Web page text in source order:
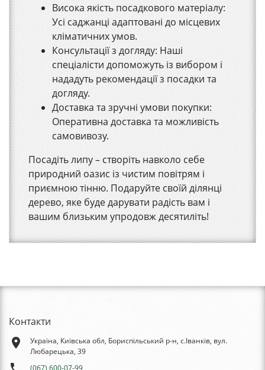
Висока якість посадкового матеріалу:
Усі саджанці адаптовані до місцевих
кліматичних умов.
Консультації з догляду: Наші
спеціалісти допоможуть із вибором і
нададуть рекомендації з посадки та
догляду.
Доставка та зручні умови покупки:
Оперативна доставка та можливість
самовивозу.
Посадіть липу – створіть навколо себе
природний оазис із чистим повітрям і
приємною тінню. Подаруйте своїй ділянці
дерево, яке буде дарувати радість вам і
вашим близьким упродовж десятиліть!
Контакти
place
Україна, Київська обл, Бориспільський р-н, с.Іванків, вул.
Любарецька, 39